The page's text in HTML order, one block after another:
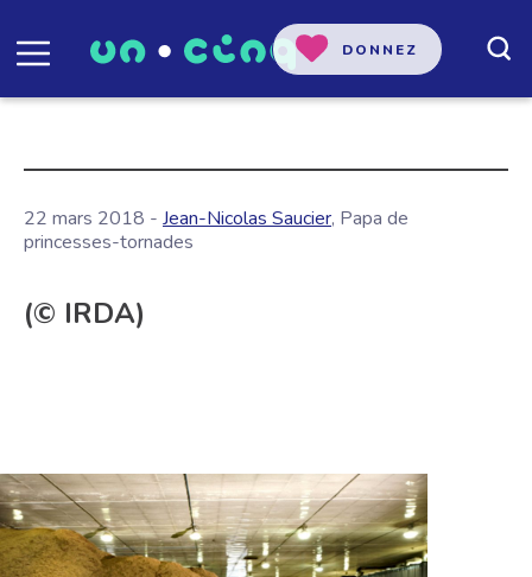
DONNEZ
22 mars 2018 - Jean-Nicolas Saucier, Papa de
princesses-tornades
(© IRDA)